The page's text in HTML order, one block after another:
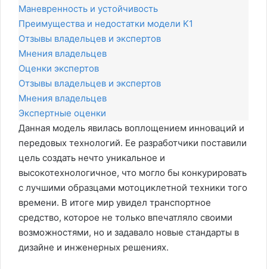
Маневренность и устойчивость
Преимущества и недостатки модели K1
Отзывы владельцев и экспертов
Мнения владельцев
Оценки экспертов
Отзывы владельцев и экспертов
Мнения владельцев
Экспертные оценки
Данная модель явилась воплощением инноваций и
передовых технологий. Ее разработчики поставили
цель создать нечто уникальное и
высокотехнологичное, что могло бы конкурировать
с лучшими образцами мотоциклетной техники того
времени. В итоге мир увидел транспортное
средство, которое не только впечатляло своими
возможностями, но и задавало новые стандарты в
дизайне и инженерных решениях.